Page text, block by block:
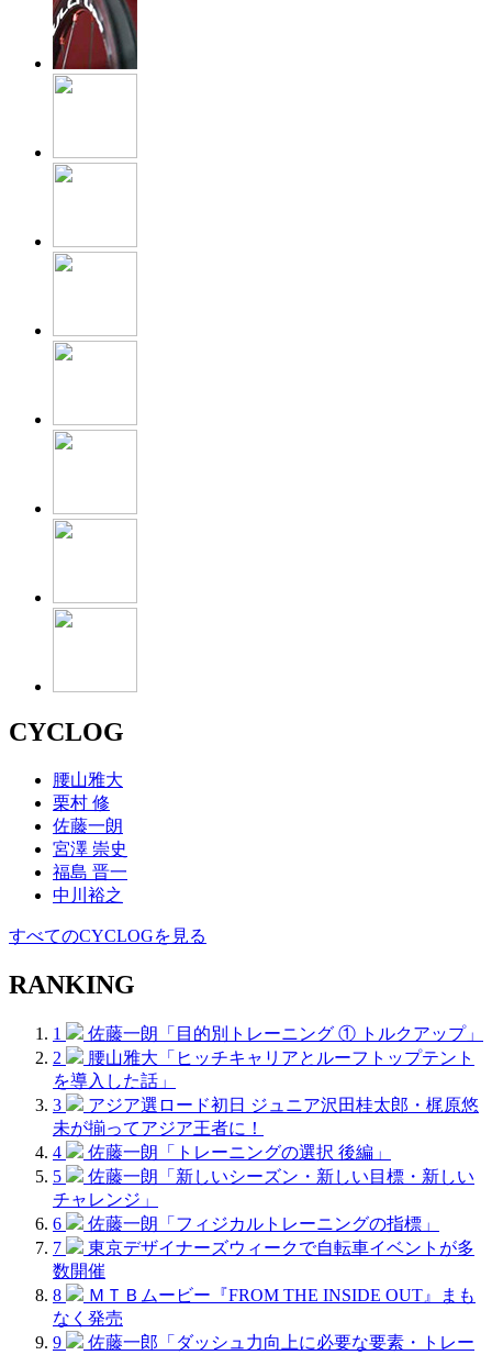
CYCLOG
腰山雅大
栗村 修
佐藤一朗
宮澤 崇史
福島 晋一
中川裕之
すべてのCYCLOGを見る
RANKING
1
佐藤一朗「目的別トレーニング ① トルクアップ」
2
腰山雅大「ヒッチキャリアとルーフトップテント
を導入した話」
3
アジア選ロード初日 ジュニア沢田桂太郎・梶原悠
未が揃ってアジア王者に！
4
佐藤一朗「トレーニングの選択 後編」
5
佐藤一朗「新しいシーズン・新しい目標・新しい
チャレンジ」
6
佐藤一朗「フィジカルトレーニングの指標」
7
東京デザイナーズウィークで自転車イベントが多
数開催
8
ＭＴＢムービー『FROM THE INSIDE OUT』まも
なく発売
9
佐藤一郎「ダッシュ力向上に必要な要素・トレー